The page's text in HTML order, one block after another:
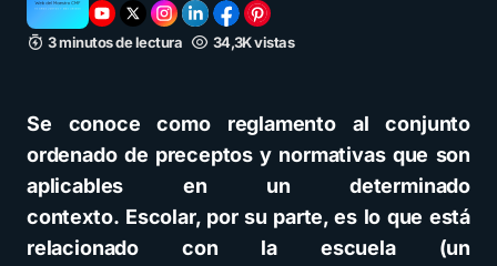
3 minutos de lectura 34,3K vistas
Se conoce como reglamento al conjunto
ordenado de preceptos y normativas que son
aplicables en un determinado
contexto. Escolar, por su parte, es lo que está
relacionado con la escuela (un